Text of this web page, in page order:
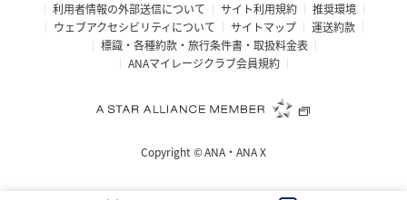
利用者情報の外部送信について
サイト利用規約
推奨環境
ウェブアクセシビリティについて
サイトマップ
運送約款
標識・各種約款・旅行条件書・取扱料金表
ANAマイレージクラブ会員規約
Copyright ©ANA・ANA X